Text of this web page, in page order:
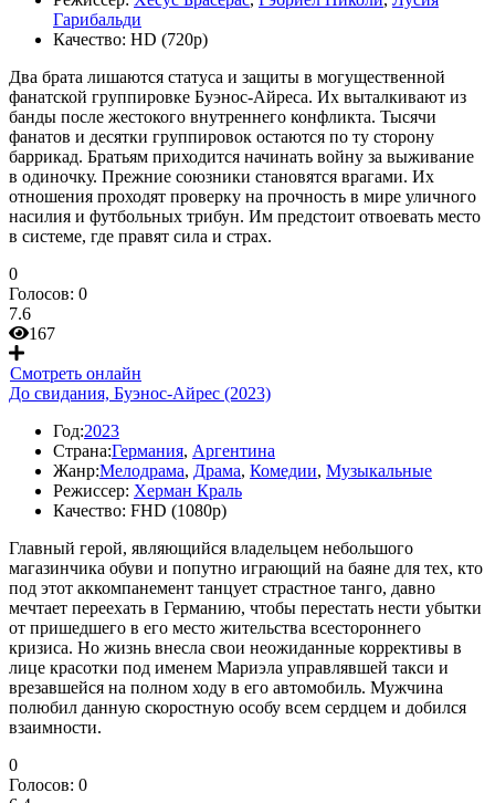
Гарибальди
Качество: HD (720p)
Два брата лишаются статуса и защиты в могущественной
фанатской группировке Буэнос-Айреса. Их выталкивают из
банды после жестокого внутреннего конфликта. Тысячи
фанатов и десятки группировок остаются по ту сторону
баррикад. Братьям приходится начинать войну за выживание
в одиночку. Прежние союзники становятся врагами. Их
отношения проходят проверку на прочность в мире уличного
насилия и футбольных трибун. Им предстоит отвоевать место
в системе, где правят сила и страх.
0
Голосов: 0
7.6
167
Смотреть онлайн
До свидания, Буэнос-Айрес (2023)
Год:2023
Страна:Германия, Аргентина
Жанр:Мелодрама, Драма, Комедии, Музыкальные
Режиссер: Херман Краль
Качество: FHD (1080p)
Главный герой, являющийся владельцем небольшого
магазинчика обуви и попутно играющий на баяне для тех, кто
под этот аккомпанемент танцует страстное танго, давно
мечтает переехать в Германию, чтобы перестать нести убытки
от пришедшего в его место жительства всестороннего
кризиса. Но жизнь внесла свои неожиданные коррективы в
лице красотки под именем Мариэла управлявшей такси и
врезавшейся на полном ходу в его автомобиль. Мужчина
полюбил данную скоростную особу всем сердцем и добился
взаимности.
0
Голосов: 0